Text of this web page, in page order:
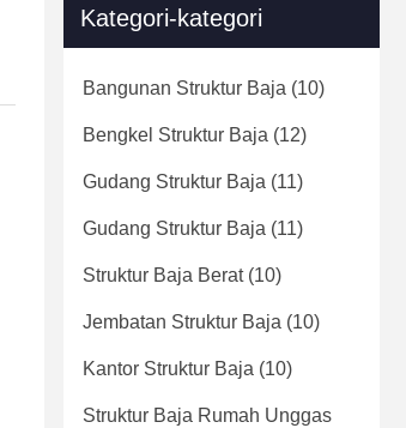
Kategori-kategori
Bangunan Struktur Baja (10)
Bengkel Struktur Baja (12)
Gudang Struktur Baja (11)
Gudang Struktur Baja (11)
Struktur Baja Berat(10)
Jembatan Struktur Baja (10)
Kantor Struktur Baja (10)
Struktur Baja Rumah Unggas